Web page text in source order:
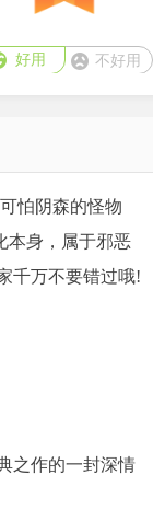
好用 不好用
怕阴森的怪物
本身，属于邪恶
千万不要错过哦!
之作的一封深情